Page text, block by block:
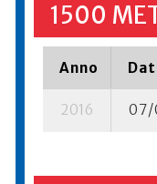
1500
Anno
2016 07/